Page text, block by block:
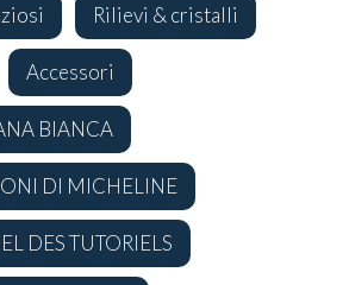
Rilievi & cristalli
Accessori
BIANCA
DI MICHELINE
DES TUTORIELS